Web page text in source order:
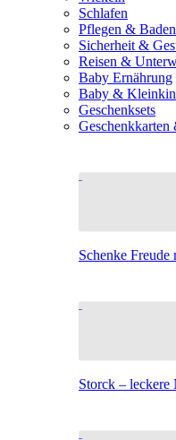
Schlafen
Pflegen & Baden
Sicherheit &
Reisen &
Baby Ernährung
Baby &
Geschenksets
Geschenkkarten
Schenke Freude
Storck – leckere